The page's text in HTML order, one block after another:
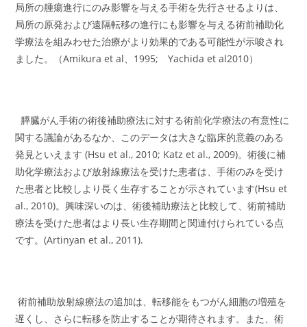
局所の腫瘍進行にのみ影響を与える手術を先行させるよりは、
局所の原発および遠隔転移の進行にも影響を与える術前補助化
学療法を組みわせた治療がより効果的である可能性が示唆され
ました。（Amikura et al、1995; Yachida et al2010）
膵臓がん手術の術後補助療法に対する術前化学療法の有意性に
関する議論があるなか、このデータは大きな臨床的意義のある
発見といえます (Hsu et al., 2010; Katz et al., 2009)。術後に補
助化学療法および放射線療法を受けた患者は、手術のみを受け
た患者と比較しより長く生存することが示されています(Hsu et
al., 2010)。興味深いのは、術後補助療法と比較して、術前補助
療法を受けた患者はより長い生存期間と関連付けられている点
です。(Artinyan et al., 2011).
術前補助放射線療法の追加は、転移能をもつがん細胞の増殖を
遅くし、さらに転移を防止することが期待されます。また、術